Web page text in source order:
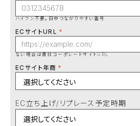
ハイフン不要。日中つながりやすい番号
ECサイトURL
ない場合は貴社コーポレートサイトURL
ECサイト年商
EC立ち上げ/リプレース予定時期